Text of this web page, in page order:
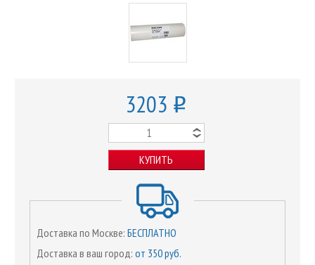
3203 o
КУПИТЬ
Доставка по Москве: БЕСПЛАТНО
Доставка в ваш город: от 350 руб.